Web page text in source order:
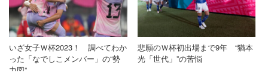
いざ女子Ｗ杯2023！ 調べてわか
った「なでしこメンバー」の“勢
力図”
悲願のＷ杯初出場まで9年 “猶本
光「世代」”の苦悩